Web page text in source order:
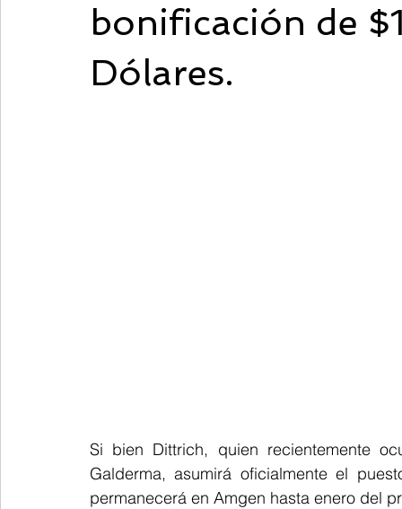
bonificación de
Dólares.
Si bien Dittrich, quien recientemente
Galderma, asumirá oficialmente el
permanecerá en Amgen hasta enero del